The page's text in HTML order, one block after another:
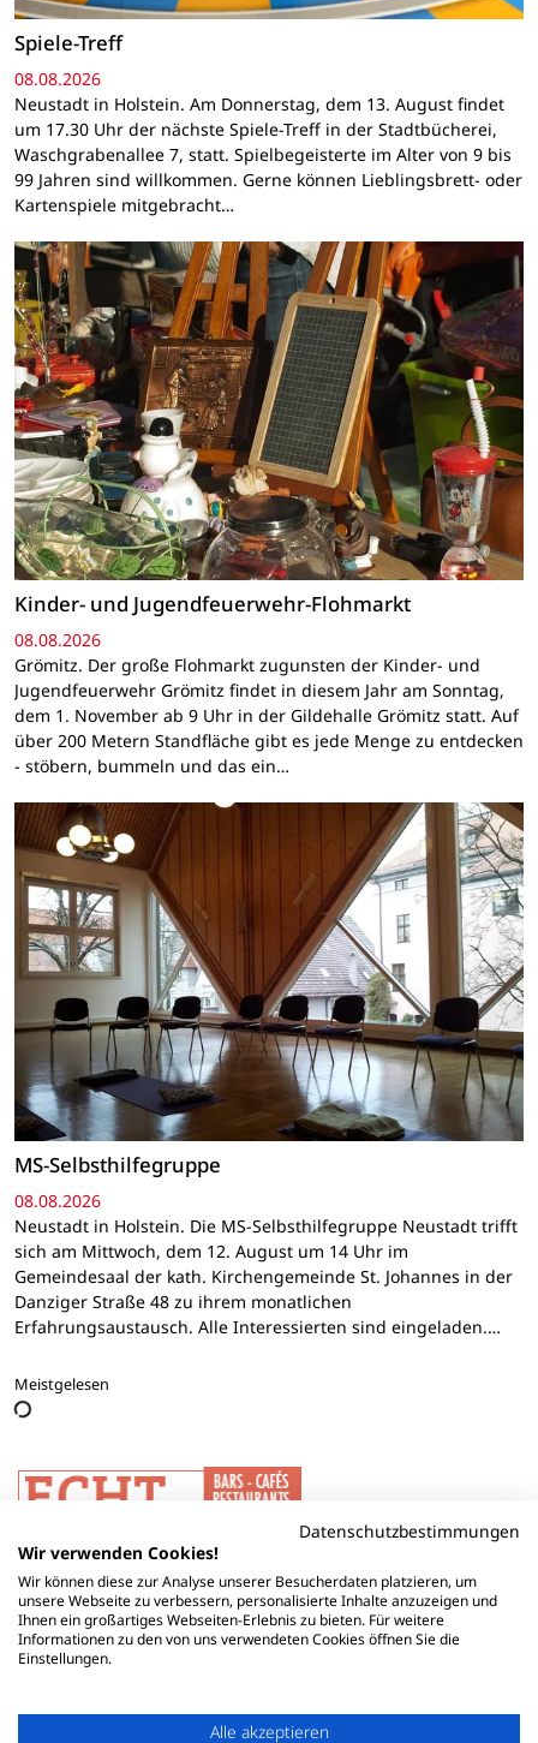
Spiele-Treff
08.08.2026
Neustadt in Holstein. Am Donnerstag, dem 13. August findet
um 17.30 Uhr der nächste Spiele-Treff in der Stadtbücherei,
Waschgrabenallee 7, statt. Spielbegeisterte im Alter von 9 bis
99 Jahren sind willkommen. Gerne können Lieblingsbrett- oder
Kartenspiele mitgebracht…
Kinder- und Jugendfeuerwehr-Flohmarkt
08.08.2026
Grömitz. Der große Flohmarkt zugunsten der Kinder- und
Jugendfeuerwehr Grömitz findet in diesem Jahr am Sonntag,
dem 1. November ab 9 Uhr in der Gildehalle Grömitz statt. Auf
über 200 Metern Standfläche gibt es jede Menge zu entdecken
- stöbern, bummeln und das ein…
MS-Selbsthilfegruppe
08.08.2026
Neustadt in Holstein. Die MS-Selbsthilfegruppe Neustadt trifft
sich am Mittwoch, dem 12. August um 14 Uhr im
Gemeindesaal der kath. Kirchengemeinde St. Johannes in der
Danziger Straße 48 zu ihrem monatlichen
Erfahrungsaustausch. Alle Interessierten sind eingeladen.…
Meistgelesen
Datenschutzbestimmungen
Wir verwenden Cookies!
Wir können diese zur Analyse unserer Besucherdaten platzieren, um
unsere Webseite zu verbessern, personalisierte Inhalte anzuzeigen und
Ihnen ein großartiges Webseiten-Erlebnis zu bieten. Für weitere
Informationen zu den von uns verwendeten Cookies öffnen Sie die
Einstellungen.
Alle akzeptieren